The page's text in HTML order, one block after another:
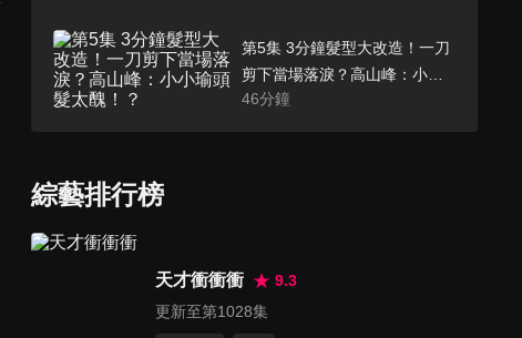
第5集 3分鐘髮型大改造！一刀
剪下當場落淚？高山峰：小小
瑜頭髮太醜！？
46分鐘
第7集 直擊女星閨房風水！揭
48分鐘
綜藝排行榜
天才衝衝衝
9.3
更新至第1028集